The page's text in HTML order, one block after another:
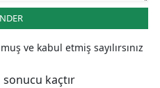
ve kabul etmiş sayılırsınız
kaçtır